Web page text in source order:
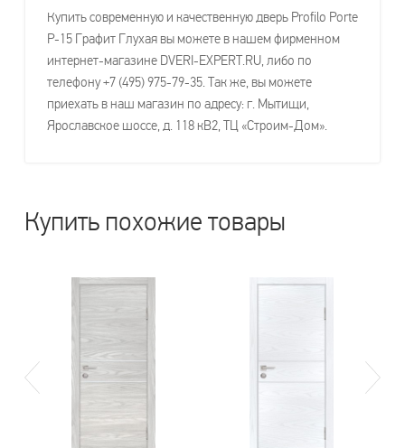
Купить современную и качественную дверь Profilo Porte
P-15 Графит Глухая вы можете в нашем фирменном
интернет-магазине DVERI-EXPERT.RU, либо по
телефону +7 (495) 975-79-35. Так же, вы можете
приехать в наш магазин по адресу: г. Мытищи,
Ярославское шоссе, д. 118 кВ2, ТЦ «Строим-Дом».
Купить похожие товары